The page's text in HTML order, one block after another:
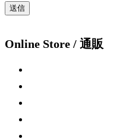
Online Store / 通販